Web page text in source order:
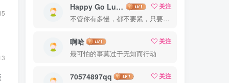
Happy Go Lucky
关注
不管你有多慢，都不要紧，只要你有决心，你最终都会到达想去的地方
啊哈
关注
最可怕的事莫过于无知而行动
70574897qq
关注